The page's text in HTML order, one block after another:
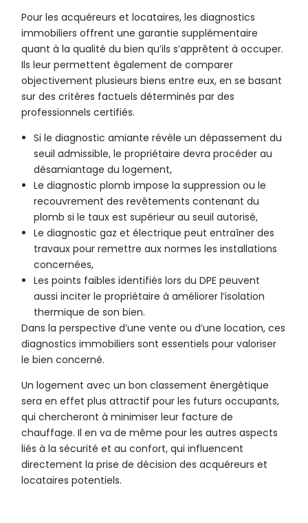
Pour les acquéreurs et locataires, les diagnostics
immobiliers offrent une garantie supplémentaire
quant à la qualité du bien qu’ils s’apprêtent à occuper.
Ils leur permettent également de comparer
objectivement plusieurs biens entre eux, en se basant
sur des critères factuels déterminés par des
professionnels certifiés.
Si le diagnostic amiante révèle un dépassement du
seuil admissible, le propriétaire devra procéder au
désamiantage du logement,
Le diagnostic plomb impose la suppression ou le
recouvrement des revêtements contenant du
plomb si le taux est supérieur au seuil autorisé,
Le diagnostic gaz et électrique peut entraîner des
travaux pour remettre aux normes les installations
concernées,
Les points faibles identifiés lors du DPE peuvent
aussi inciter le propriétaire à améliorer l’isolation
thermique de son bien.
Dans la perspective d’une vente ou d’une location, ces
diagnostics immobiliers sont essentiels pour valoriser
le bien concerné.
Un logement avec un bon classement énergétique
sera en effet plus attractif pour les futurs occupants,
qui chercheront à minimiser leur facture de
chauffage. Il en va de même pour les autres aspects
liés à la sécurité et au confort, qui influencent
directement la prise de décision des acquéreurs et
locataires potentiels.